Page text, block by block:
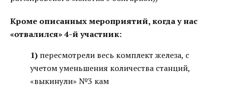
Кроме описанных мероприятий, когда у нас
«отвалился» 4-й участник:
1) пересмотрели весь комплект железа, с
учетом уменьшения количества станций,
«выкинули» №3 кам